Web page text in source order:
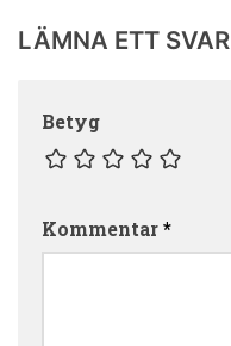
LÄMNA ETT SVAR
Betyg
Kommentar*